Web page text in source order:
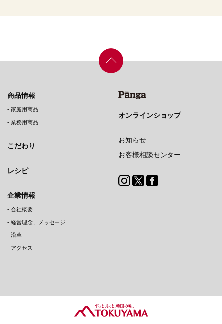
商品情報
- 家庭用商品
- 業務用商品
こだわり
レシピ
企業情報
- 会社概要
- 経営理念、メッセージ
- 沿革
- アクセス
オンラインショップ
お知らせ
お客様相談センター